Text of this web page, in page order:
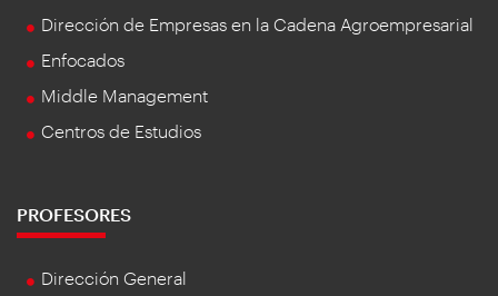
Dirección de Empresas en la Cadena Agroempresarial
Enfocados
Middle Management
Centros de Estudios
PROFESORES
Dirección General